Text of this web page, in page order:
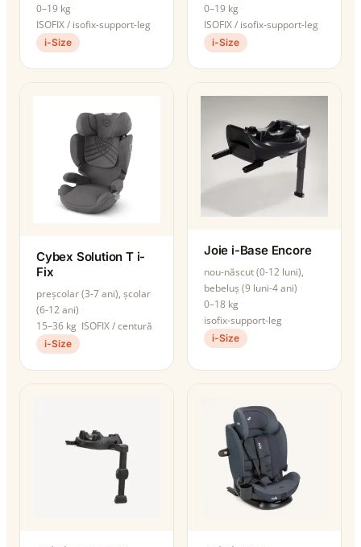
0–19 kg
ISOFIX / isofix-support-leg
i-Size
0–19 kg
ISOFIX / isofix-support-leg
i-Size
Cybex Solution T i-
Fix
preșcolar (3-7 ani), școlar
(6-12 ani)
15–36 kg ISOFIX / centură
i-Size
Joie i-Base Encore
nou-născut (0-12 luni),
bebeluș (9 luni-4 ani)
0–18 kg
isofix-support-leg
i-Size